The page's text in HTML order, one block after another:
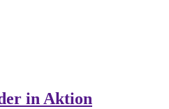
in Aktion